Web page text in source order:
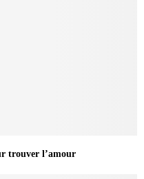
trouver l’amour